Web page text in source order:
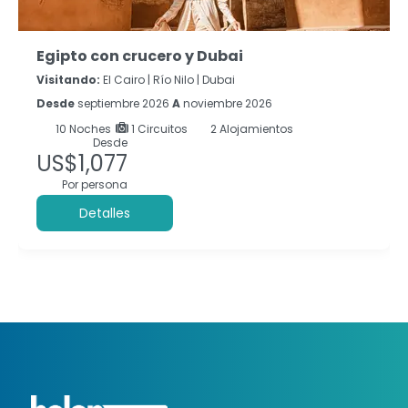
Egipto con crucero y Dubai
Visitando: El Cairo | Río Nilo | Dubai
Desde septiembre 2026 Anoviembre 2026
10 Noches 1 Circuitos
2 Alojamientos
Desde
US$1,077
Por persona
Detalles